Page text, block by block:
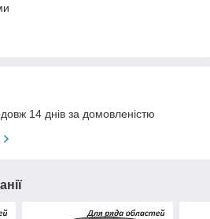
14 днів за домовленістю